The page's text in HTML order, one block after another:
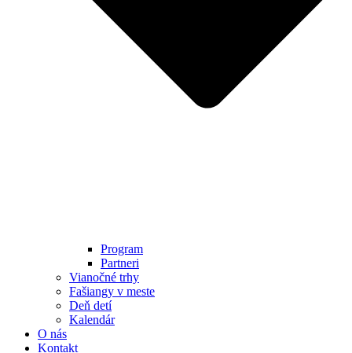
Program
Partneri
Vianočné trhy
Fašiangy v meste
Deň detí
Kalendár
O nás
Kontakt